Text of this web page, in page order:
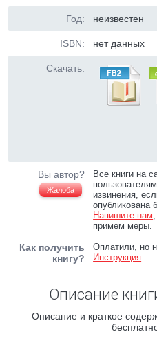
Год: неизвестен
ISBN: нет данных
Скачать:
Вы автор?
Жалоба
Все книги на
извинения,
опубликована
Напишите нам
примем меры.
Как получить
книгу?
Оплатили, но
Инструкция.
Описание
Описание и краткое